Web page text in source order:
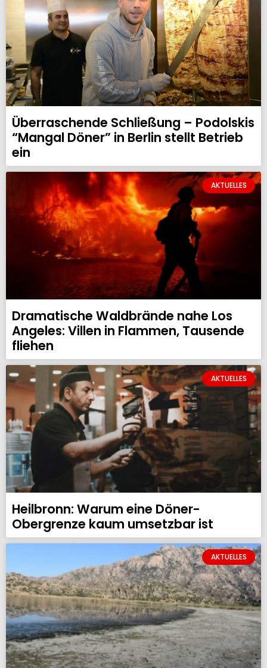
Überraschende Schließung – Podolskis
“Mangal Döner” in Berlin stellt Betrieb
ein
AKTUELLES
Dramatische Waldbrände nahe Los
Angeles: Villen in Flammen, Tausende
fliehen
AKTUELLES
Heilbronn: Warum eine Döner-
Obergrenze kaum umsetzbar ist
AKTUELLES